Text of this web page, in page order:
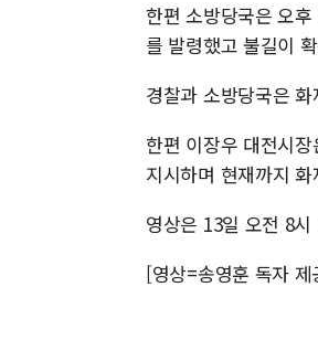
한편 소방당국은 오
를 발령했고 불길이
경찰과 소방당국은
한편 이장우 대전시
지시하며 현재까지
영상은 13일 오전 8
[영상=송영훈 독자 제